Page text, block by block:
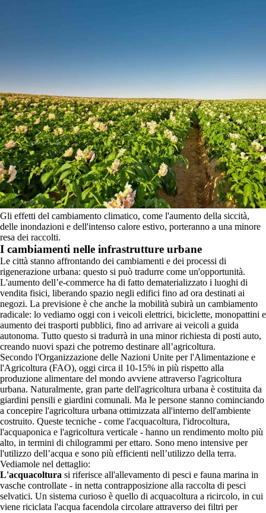
Gli effetti del cambiamento climatico, come l'aumento della siccità,
delle inondazioni e dell'intenso calore estivo, porteranno a una minore
resa dei raccolti.
I cambiamenti nelle infrastrutture urbane
Le città stanno affrontando dei cambiamenti e dei processi di
rigenerazione urbana: questo si può tradurre come un'opportunità.
L'aumento dell’e-commerce ha di fatto dematerializzato i luoghi di
vendita fisici, liberando spazio negli edifici fino ad ora destinati ai
negozi. La previsione è che anche la mobilità subirà un cambiamento
radicale: lo vediamo oggi con i veicoli elettrici, biciclette, monopattini e
aumento dei trasporti pubblici, fino ad arrivare ai veicoli a guida
autonoma. Tutto questo si tradurrà in una minor richiesta di posti auto,
creando nuovi spazi che potremo destinare all’agricoltura.
Secondo l'Organizzazione delle Nazioni Unite per l'Alimentazione e
l'Agricoltura (FAO), oggi circa il 10-15% in più rispetto alla
produzione alimentare del mondo avviene attraverso l'agricoltura
urbana. Naturalmente, gran parte dell'agricoltura urbana è costituita da
giardini pensili e giardini comunali. Ma le persone stanno cominciando
a concepire l'agricoltura urbana ottimizzata all'interno dell'ambiente
costruito. Queste tecniche - come l'acquacoltura, l'idrocoltura,
l'acquaponica e l'agricoltura verticale - hanno un rendimento molto più
alto, in termini di chilogrammi per ettaro. Sono meno intensive per
l'utilizzo dell’acqua e sono più efficienti nell’utilizzo della terra.
Vediamole nel dettaglio:
L'acquacoltura si riferisce all'allevamento di pesci e fauna marina in
vasche controllate - in netta contrapposizione alla raccolta di pesci
selvatici. Un sistema curioso è quello di acquacoltura a ricircolo, in cui
viene riciclata l'acqua facendola circolare attraverso dei filtri per